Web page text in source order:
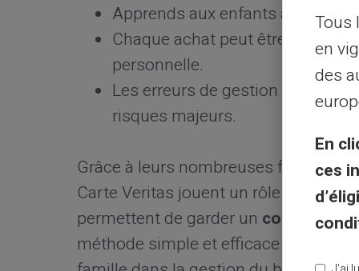
Apprends aux enfants à gérer
Chaque achat peut être discuté
personnelle.
Les erreurs de gestion
risques majeurs.
Grâce à leurs nombreuses
Carte Veritas jouent un rôle clé dans
permettent de garder un contrôle
méthode simple et efficace pour
Tous
en
des
En
ces